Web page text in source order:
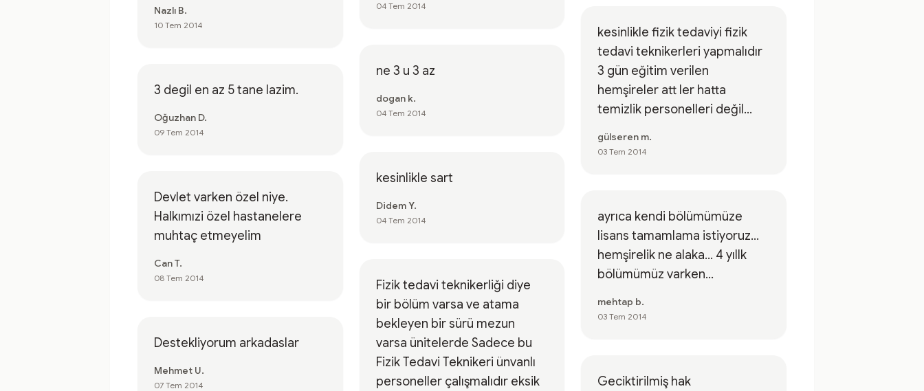
Nazlı B.
10 Tem 2014
3 degil en az 5 tane lazim.
Oğuzhan D.
09 Tem 2014
Devlet varken özel niye.
Halkımızi özel hastanelere
muhtaç etmeyelim
Can T.
08 Tem 2014
Destekliyorum arkadaslar
Mehmet U.
07 Tem 2014
04 Tem 2014
ne 3 u 3 az
dogan k.
04 Tem 2014
kesinlikle sart
Didem Y.
04 Tem 2014
Fizik tedavi teknikerliği diye
bir bölüm varsa ve atama
bekleyen bir sürü mezun
varsa ünitelerde Sadece bu
Fizik Tedavi Teknikeri ünvanlı
personeller çalışmalıdır eksik
kesinlikle fizik tedaviyi fizik
tedavi teknikerleri yapmalıdır
3 gün eğitim verilen
hemşireler att ler hatta
temizlik personelleri değil...
gülseren m.
03 Tem 2014
ayrıca kendi bölümümüze
lisans tamamlama istiyoruz...
hemşirelik ne alaka... 4 yıllk
bölümümüz varken...
mehtap b.
03 Tem 2014
Geciktirilmiş hak